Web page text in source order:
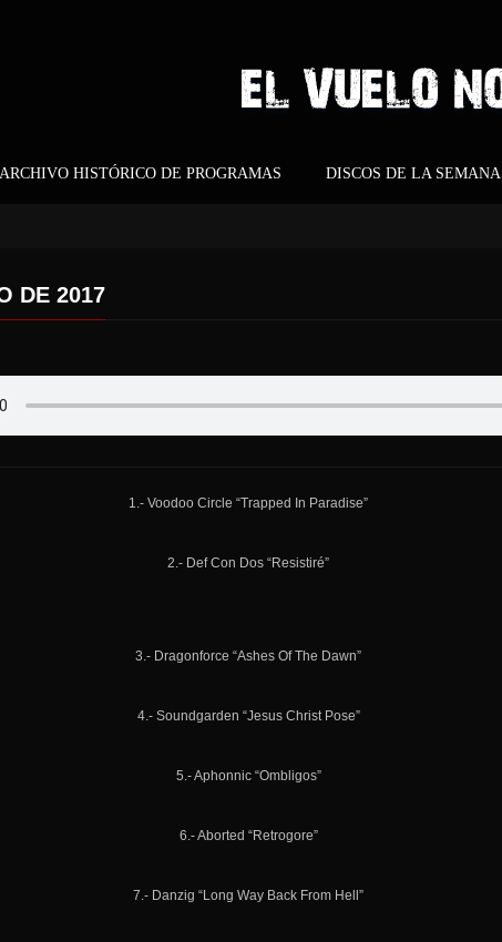
ARCHIVO HISTÓRICO DE PROGRAMAS DISCOS DE LA SEMANA
DE 2017
1.- Voodoo Circle “Trapped In Paradise”
2.- Def Con Dos “Resistiré”
3.- Dragonforce “Ashes Of The Dawn”
4.- Soundgarden “Jesus Christ Pose”
5.- Aphonnic “Ombligos”
6.- Aborted “Retrogore”
7.- Danzig “Long Way Back From Hell”